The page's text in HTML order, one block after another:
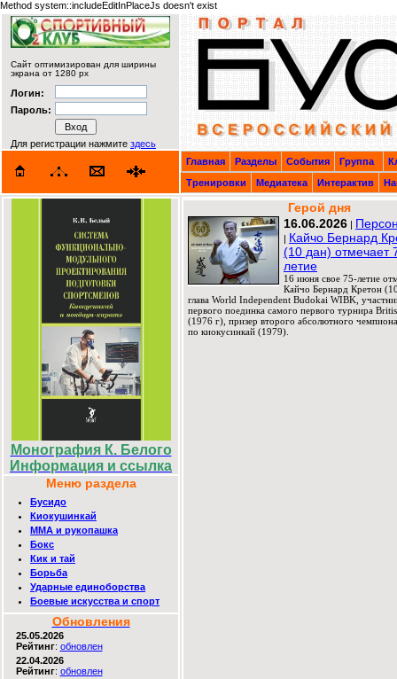
Method system::includeEditInPlaceJs doesn't exist
Сайт оптимизирован для ширины
экрана от 1280 px
Логин:
Пароль:
Для регистрации нажмите здесь
Главная
Разделы События Группа
Тренировки
Медиатека Интерактив
Монография К. Белого
Информация и ссылка
Меню раздела
Бусидо
Киокушинкай
MMA и рукопашка
Бокс
Кик и тай
Борьба
Ударные единоборства
Боевые искусства и спорт
Обновления
25.05.2026
Рейтинг: обновлен
22.04.2026
Рейтинг: обновлен
Герой дня
16.06.2026 |
| Кайчо Бернард
(10 дан) отмечает
летие
16 июня свое 75-летие
Кайчо Бернард Кретон
глава World Independent Budokai WIBK,
первого поединка самого первого турнира
(1976 г), призер второго абсолютного
по киокусинкай (1979).